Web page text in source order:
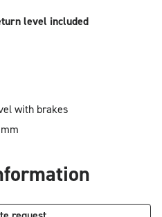
level included
with brakes